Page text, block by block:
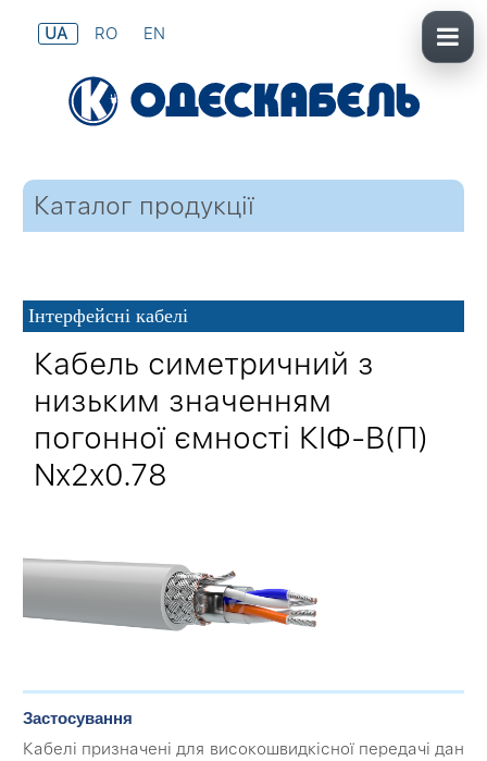
UA RO EN
Каталог продукції
Інтерфейсні кабелі
Кабель симетричний з
низьким значенням
погонної ємності КІФ-В(П)
Nx2x0.78
Застосування
Кабелі призначені для високошвидкісної передачі дан